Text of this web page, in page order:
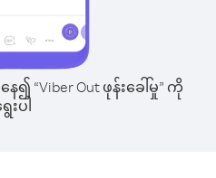
၍ “Viber Out ဖုန်းခေါ်မှု” ကို
းပါ